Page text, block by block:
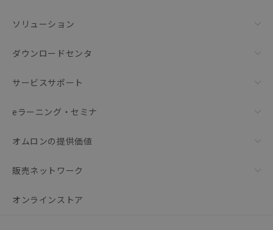
ソリューション
ダウンロードセンタ
サービスサポート
eラーニング・セミナ
オムロンの提供価値
販売ネットワーク
オンラインストア